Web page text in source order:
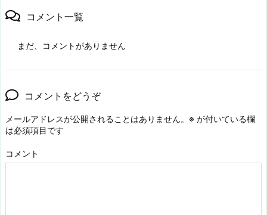
コメント一覧
まだ、コメントがありません
コメントをどうぞ
メールアドレスが公開されることはありません。 ※ が付いている欄
は必須項目です
コメント